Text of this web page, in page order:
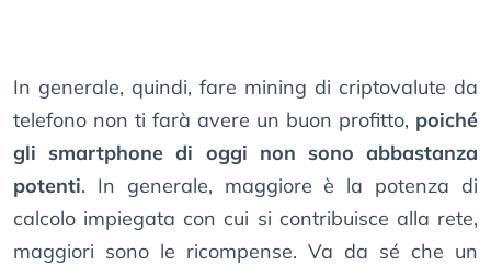
In generale, quindi, fare mining di criptovalute da
telefono non ti farà avere un buon profitto, poiché
gli smartphone di oggi non sono abbastanza
potenti. In generale, maggiore è la potenza di
calcolo impiegata con cui si contribuisce alla rete,
maggiori sono le ricompense. Va da sé che un